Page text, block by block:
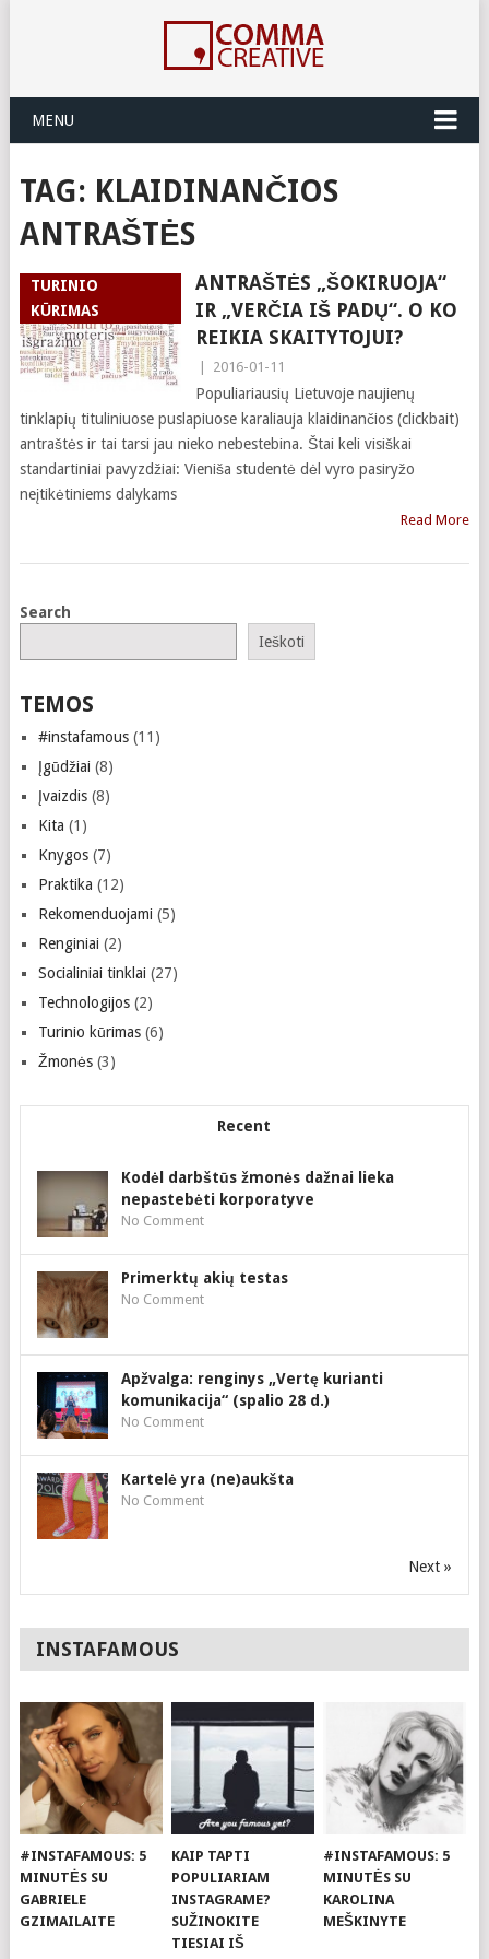
MENU
TAG: KLAIDINANČIOS
ANTRAŠTĖS
TURINIO
KŪRIMAS
ANTRAŠTĖS „ŠOKIRUOJA“
IR „VERČIA IŠ PADŲ“. O KO
REIKIA SKAITYTOJUI?
2016-01-11
Populiariausių Lietuvoje naujienų
tinklapių tituliniuose puslapiuose karaliauja klaidinančios (clickbait)
antraštės ir tai tarsi jau nieko nebestebina. Štai keli visiškai
standartiniai pavyzdžiai: Vieniša studentė dėl vyro pasiryžo
neįtikėtiniems dalykams
Read More
Search
Ieškoti
TEMOS
#instafamous(11)
Įgūdžiai (8)
Įvaizdis(8)
Kita (1)
Knygos(7)
Praktika (12)
Rekomenduojami (5)
Renginiai (2)
Socialiniai tinklai (27)
Technologijos(2)
Turinio kūrimas(6)
Žmonės(3)
Recent
Kodėl darbštūs žmonės dažnai lieka
nepastebėti korporatyve
No Comment
Primerktų akių testas
No Comment
Apžvalga: renginys „Vertę kurianti
komunikacija“ (spalio 28 d.)
No Comment
Kartelė yra (ne)aukšta
No Comment
Next »
INSTAFAMOUS
#INSTAFAMOUS: 5
MINUTĖS SU
GABRIELE
GZIMAILAITE
KAIP TAPTI
POPULIARIAM
INSTAGRAME?
SUŽINOKITE
TIESIAI IŠ
#INSTAFAMOUS: 5
MINUTĖS SU
KAROLINA
MEŠKINYTE